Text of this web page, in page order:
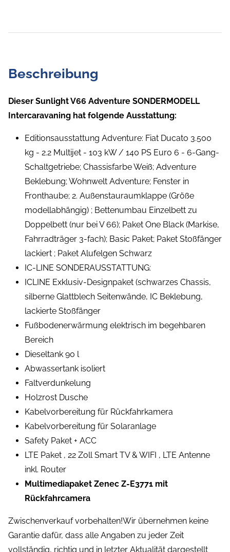
Beschreibung
Dieser Sunlight V66 Adventure SONDERMODELL
Intercaravaning hat folgende Ausstattung:
Editionsausstattung Adventure: Fiat Ducato 3.500
kg - 2.2 Multijet - 103 kW / 140 PS Euro 6 - 6-Gang-
Schaltgetriebe; Chassisfarbe Weiß; Adventure
Beklebung; Wohnwelt Adventure; Fenster in
Fronthaube; 2. Außenstauraumklappe (Größe
modellabhängig) ; Bettenumbau Einzelbett zu
Doppelbett (nur bei V 66); Paket One Black (Markise,
Fahrradträger 3-fach); Basic Paket; Paket Stoßfänger
lackiert ; Paket Alufelgen Schwarz
IC-LINE SONDERAUSSTATTUNG:
ICLINE Exklusiv-Designpaket (schwarzes Chassis,
silberne Glattblech Seitenwände, IC Beklebung,
lackierte Stoßfänger
Fußbodenerwärmung elektrisch im begehbaren
Bereich
Dieseltank 90 l
Abwassertank isoliert
Faltverdunkelung
Holzrost Dusche
Kabelvorbereitung für Rückfahrkamera
Kabelvorbereitung für Solaranlage
Safety Paket + ACC
LTE Paket , 22 Zoll Smart TV & WIFI , LTE Antenne
inkl. Router
Multimediapaket Zenec Z-E3771 mit
Rückfahrcamera
Zwischenverkauf vorbehalten!Wir übernehmen keine
Garantie dafür, dass alle Angaben zu jeder Zeit
vollständig, richtig und in letzter Aktualität dargestellt